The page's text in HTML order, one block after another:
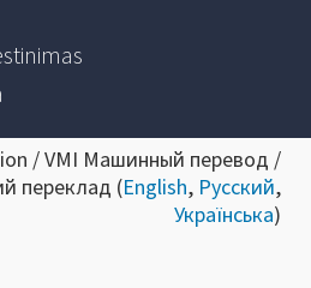
/ VMI Машинный перевод /
переклад (English, Русский,
Українська)